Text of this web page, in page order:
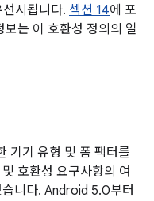
시됩니다. 섹션 14에 포
는 이 호환성 정의의 일
기기 유형 및 폼 팩터를
호환성 요구사항의 여
니다. Android 5.0부터